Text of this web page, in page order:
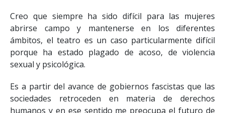
Creo que siempre ha sido difícil para las mujeres
abrirse campo y mantenerse en los diferentes
ámbitos, el teatro es un caso particularmente difícil
porque ha estado plagado de acoso, de violencia
sexual y psicológica.
Es a partir del avance de gobiernos fascistas que las
sociedades retroceden en materia de derechos
humanos y en ese sentido me preocupa el futuro de